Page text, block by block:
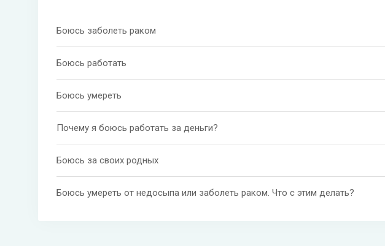
Боюсь заболеть раком
Боюсь работать
Боюсь умереть
Почему я боюсь работать за деньги?
Боюсь за своих родных
Боюсь умереть от недосыпа или заболеть раком. Что с этим делать?